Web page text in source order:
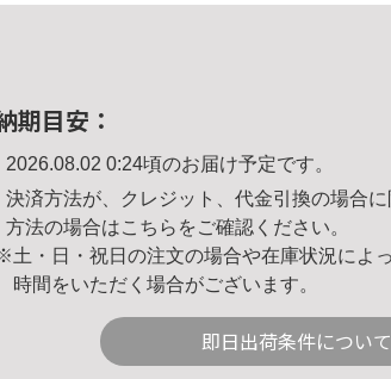
期目安：
2026.08.02 0:24頃のお届け予定です。
決済方法が、クレジット、代金引換の場合
方法の場合はこちら をご確認ください。
土・日・祝日の注文の場合や在庫状況によ
時間をいただく場合がございます。
即日出荷条件について